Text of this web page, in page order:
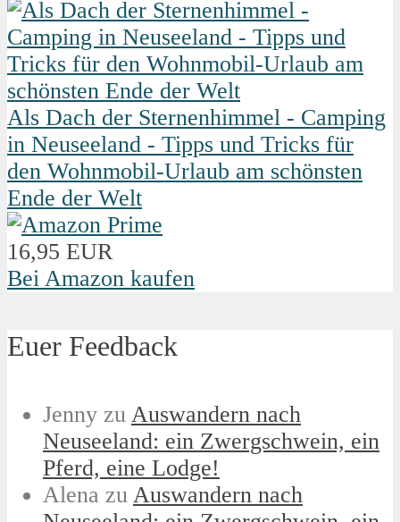
Als Dach der Sternenhimmel - Camping
in Neuseeland - Tipps und Tricks für
den Wohnmobil-Urlaub am schönsten
Ende der Welt
16,95 EUR
Bei Amazon kaufen
Euer Feedback
Jenny zu Auswandern nach
Neuseeland: ein Zwergschwein, ein
Pferd, eine Lodge!
Alena zu Auswandern nach